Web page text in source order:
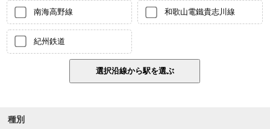
南海高野線 和歌山電鐵貴志川線
紀州鉄道
種別